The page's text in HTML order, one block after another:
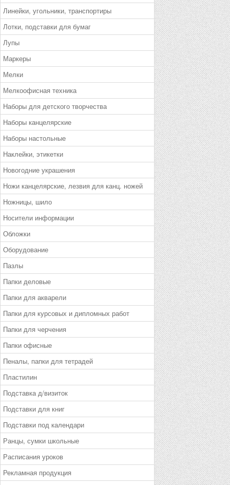
Линейки, угольники, транспортиры
Лотки, подставки для бумаг
Лупы
Маркеры
Мелки
Мелкоофисная техника
Наборы для детского творчества
Наборы канцелярские
Наборы настольные
Наклейки, этикетки
Новогодние украшения
Ножи канцелярские, лезвия для канц. ножей
Ножницы, шило
Носители информации
Обложки
Оборудование
Пазлы
Папки деловые
Папки для акварели
Папки для курсовых и дипломных работ
Папки для черчения
Папки офисные
Пеналы, папки для тетрадей
Пластилин
Подставка д/визиток
Подставки для книг
Подставки под календари
Ранцы, сумки школьные
Расписания уроков
Рекламная продукция